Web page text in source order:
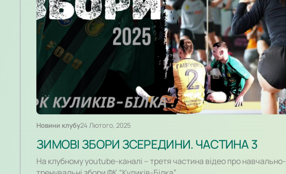
Новини клубу24 Лютого, 2025
ЗИМОВІ ЗБОРИ ЗСЕРЕДИНИ. ЧАСТИНА 3
На клубному youtube-каналі – третя частина відео про навчально-